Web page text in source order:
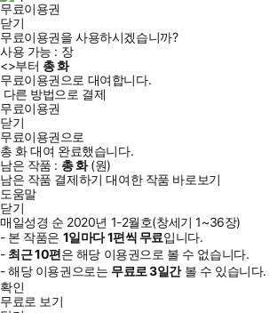
무료이용권
닫기
무료이용권을 사용하시겠습니까?
사용 가능 : 장
<>부터 총화
무료이용권으로 대여합니다.
다른 방법으로 결제
무료이용권
닫기
무료이용권으로
총화대여 완료했습니다.
남은 작품 : 총화(원)
남은 작품 결제하기 대여한 작품 바로보기
도움말
닫기
매일성경 순 2020년 1-2월호(창세기 1~36장)
- 본 작품은 1일마다1편씩 무료입니다.
- 최근10편은 해당 이용권으로 볼 수 없습니다.
- 해당 이용권으로는 무료로3일간볼 수 있습니다.
확인
무료로 보기